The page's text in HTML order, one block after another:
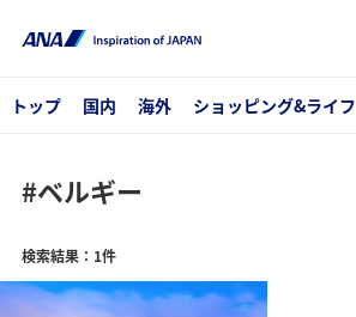
トップ 国内 海外 ショッピング&ライフ
#ベルギー
検索結果：1件